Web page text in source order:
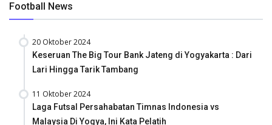
Football News
20 Oktober 2024
Keseruan The Big Tour Bank Jateng di Yogyakarta : Dari
Lari Hingga Tarik Tambang
11 Oktober 2024
Laga Futsal Persahabatan Timnas Indonesia vs
Malaysia Di Yogya, Ini Kata Pelatih